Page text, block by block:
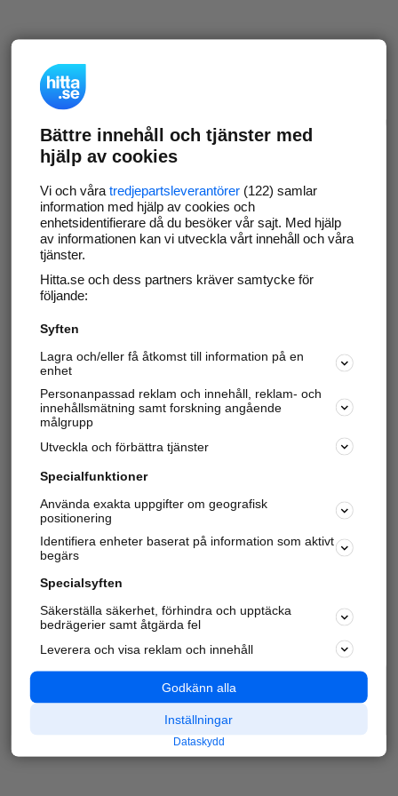
Bättre innehåll och tjänster med
hjälp av cookies
Vi och våra tredjepartsleverantörer(122) samlar
information med hjälp av cookies och
enhetsidentifierare då du besöker vår sajt. Med hjälp
av informationen kan vi utveckla vårt innehåll och våra
tjänster.
Hitta.se och dess partners kräver samtycke för
följande:
Syften
Lagra och/eller få åtkomst till information på en
enhet
Personanpassad reklam och innehåll, reklam- och
innehållsmätning samt forskning angående
målgrupp
Utveckla och förbättra tjänster
Specialfunktioner
Använda exakta uppgifter om geografisk
positionering
Identifiera enheter baserat på information som aktivt
begärs
Specialsyften
Säkerställa säkerhet, förhindra och upptäcka
bedrägerier samt åtgärda fel
Leverera och visa reklam och innehåll
Godkänn alla
Inställningar
Dataskydd